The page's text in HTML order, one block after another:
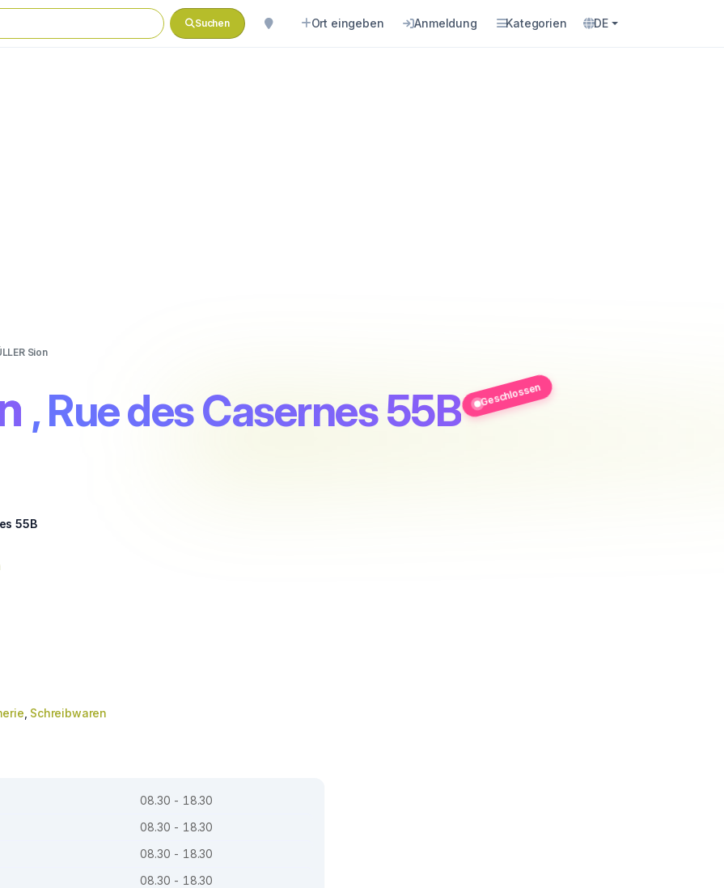
Suchen Ort eingeben Anmeldung Kategorien DE
Sion
, Rue des Casernes 55B Geschlossen
55B
Schreibwaren
08.30 - 18.30
08.30 - 18.30
08.30 - 18.30
08.30 - 18.30